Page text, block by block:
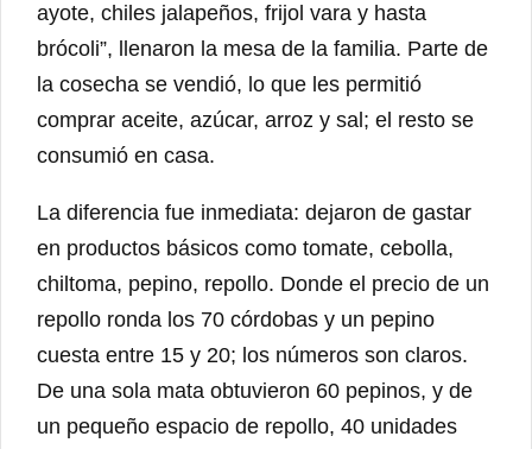
ayote, chiles jalapeños, frijol vara y hasta
brócoli”, llenaron la mesa de la familia. Parte de
la cosecha se vendió, lo que les permitió
comprar aceite, azúcar, arroz y sal; el resto se
consumió en casa.
La diferencia fue inmediata: dejaron de gastar
en productos básicos como tomate, cebolla,
chiltoma, pepino, repollo. Donde el precio de un
repollo ronda los 70 córdobas y un pepino
cuesta entre 15 y 20; los números son claros.
De una sola mata obtuvieron 60 pepinos, y de
un pequeño espacio de repollo, 40 unidades